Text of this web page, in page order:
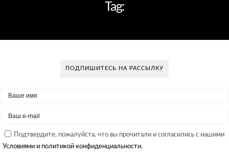
Tag:
ПОДПИШИТЕСЬ НА РАССЫЛКУ
Подтвердите, пожалуйста, что вы прочитали и согласились с нашими
Условиями и политикой конфиденциальности.